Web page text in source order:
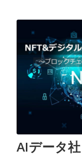
AIデータ